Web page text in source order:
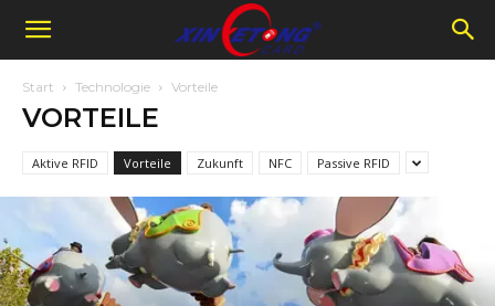
Start Technologie Vorteile
VORTEILE
Aktive RFID Vorteile Zukunft NFC Passive RFID